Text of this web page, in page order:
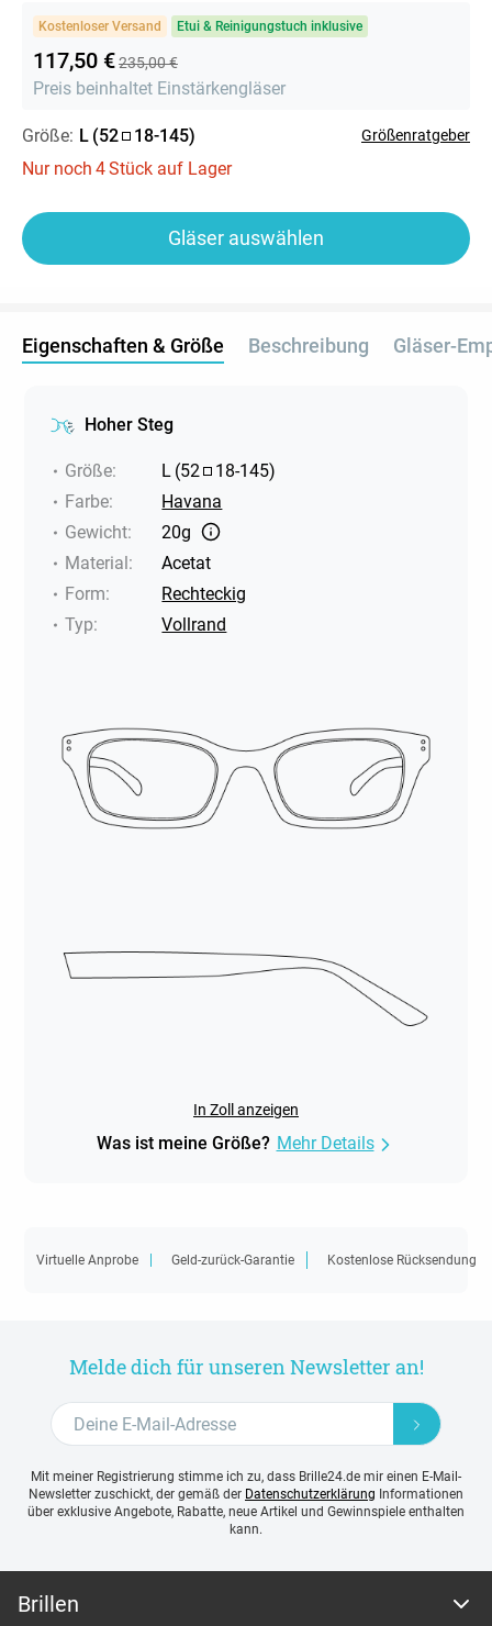
Kostenloser Versand Etui & Reinigungstuch inklusive
117,50 €235,00 €
Preis beinhaltet Einstärkengläser
Größe: L (52 18-145) Größenratgeber
Nur noch 4Stück auf Lager
Gläser auswählen
Eigenschaften & Größe Beschreibung Gläser-
Hoher Steg
Größe: L (52 18-145)
Farbe:
Havana
Gewicht:
20g
Material:
Acetat
Form:
Rechteckig
Typ: Vollrand
In Zoll anzeigen
Was ist meine Größe? Mehr Details
Virtuelle Anprobe Geld-zurück-Garantie Kostenlose Rücksendung
Melde dich für unseren Newsletter an!
Mit meiner Registrierung stimme ich zu, dass Brille24.de mir einen E-Mail-
Newsletter zuschickt, der gemäß der Datenschutzerklärung Informationen
über exklusive Angebote, Rabatte, neue Artikel und Gewinnspiele enthalten
kann.
Brillen